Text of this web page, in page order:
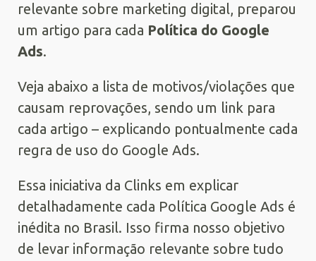
relevante sobre marketing digital, preparou
um artigo para cada Política do Google
Ads.
Veja abaixo a lista de motivos/violações que
causam reprovações, sendo um link para
cada artigo – explicando pontualmente cada
regra de uso do Google Ads.
Essa iniciativa da Clinks em explicar
detalhadamente cada Política Google Ads é
inédita no Brasil. Isso firma nosso objetivo
de levar informação relevante sobre tudo